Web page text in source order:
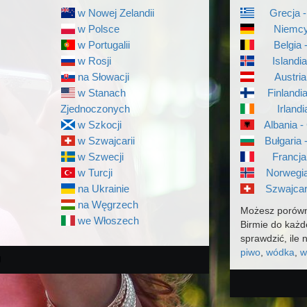
w Nowej Zelandii
w Polsce
w Portugalii
w Rosji
na Słowacji
w Stanach
Zjednoczonych
w Szkocji
w Szwajcarii
w Szwecji
w Turcji
na Ukrainie
na Węgrzech
we Włoszech
Grecja
Belgia
Albania -
Bułgaria
Możesz
Birmie do
sprawdzić, ile
piwo, wódka